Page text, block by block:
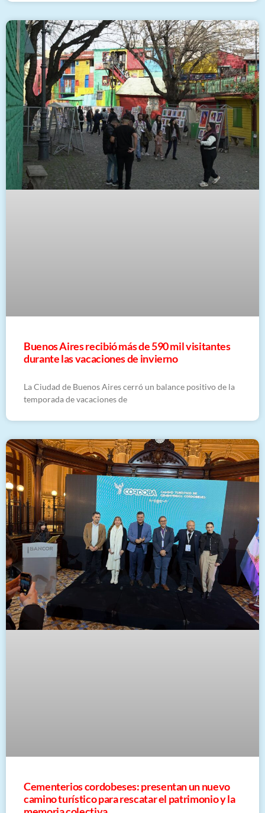
Buenos Aires recibió más de 590 mil visitantes
durante las vacaciones de invierno
La Ciudad de Buenos Aires cerró un balance positivo de la
temporada de vacaciones de
Cementerios cordobeses: presentan un nuevo
camino turístico para rescatar el patrimonio y la